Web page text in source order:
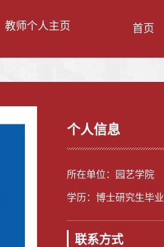
教师个人主页 首页
个人信息
所在单位：园艺学院
学历：博士研究生毕业
联系方式